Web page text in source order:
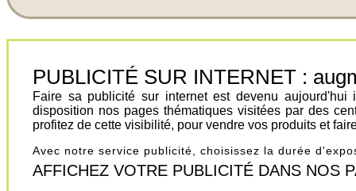
PUBLICITÉ SUR INTERNET :
Faire sa publicité sur internet est devenu
disposition nos pages thématiques visitées par des
profitez de cette visibilité, pour vendre vos produits et
Avec notre service publicité, choisissez la durée
AFFICHEZ VOTRE PUBLICITÉ DANS NOS